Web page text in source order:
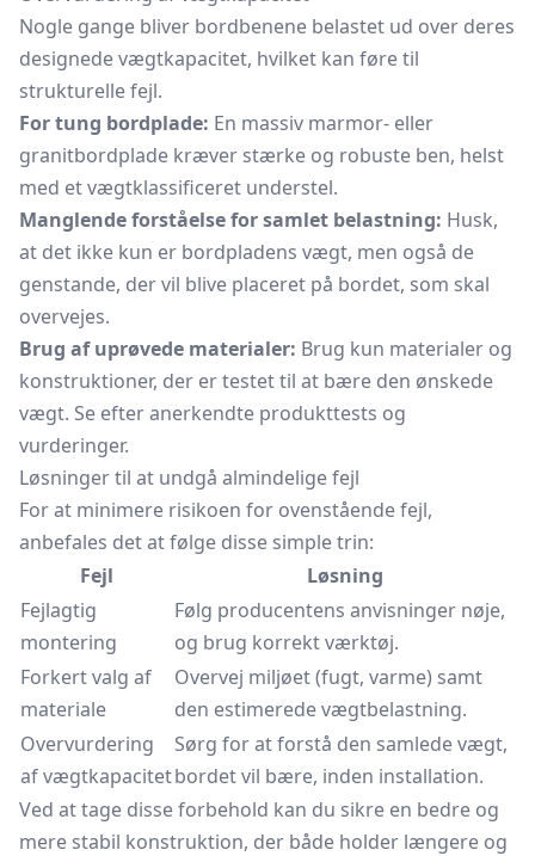
Nogle gange bliver bordbenene belastet ud over deres
designede vægtkapacitet, hvilket kan føre til
strukturelle fejl.
For tung bordplade: En massiv marmor- eller
granitbordplade kræver stærke og robuste ben, helst
med et vægtklassificeret understel.
Manglende forståelse for samlet belastning: Husk,
at det ikke kun er bordpladens vægt, men også de
genstande, der vil blive placeret på bordet, som skal
overvejes.
Brug af uprøvede materialer: Brug kun materialer og
konstruktioner, der er testet til at bære den ønskede
vægt. Se efter anerkendte produkttests og
vurderinger.
Løsninger til at undgå almindelige fejl
For at minimere risikoen for ovenstående fejl,
anbefales det at følge disse simple trin:
Fejl
Løsning
Fejlagtig
montering
Følg producentens anvisninger nøje,
og brug korrekt værktøj.
Forkert valg af
materiale
Overvej miljøet (fugt, varme) samt
den estimerede vægtbelastning.
Overvurdering
af vægtkapacitet
Sørg for at forstå den samlede vægt,
bordet vil bære, inden installation.
Ved at tage disse forbehold kan du sikre en bedre og
mere stabil konstruktion, der både holder længere og